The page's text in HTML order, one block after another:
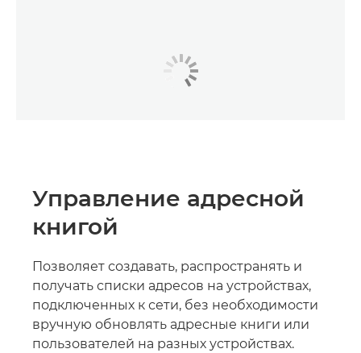
Управление адресной
книгой
Позволяет создавать, распространять и
получать списки адресов на устройствах,
подключенных к сети, без необходимости
вручную обновлять адресные книги или
пользователей на разных устройствах.